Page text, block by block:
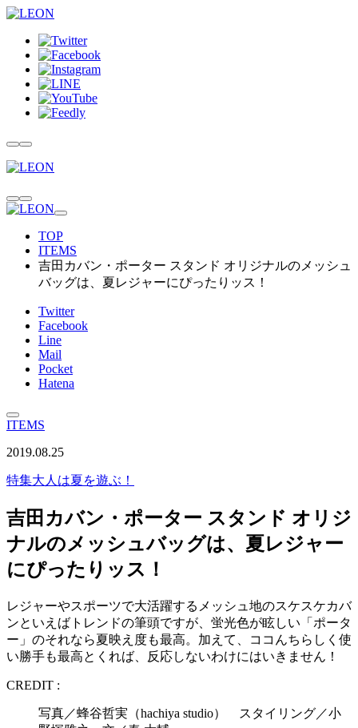
TOP
ITEMS
吉田カバン・ポーター スタンド オリジナルのメッシュ
バッグは、夏レジャーにぴったりッス！
Twitter
Facebook
Line
Mail
Pocket
Hatena
ITEMS
2019.08.25
特集大人は夏を遊ぶ！
吉田カバン・ポーター スタンド オリジ
ナルのメッシュバッグは、夏レジャー
にぴったりッス！
レジャーやスポーツで大活躍するメッシュ地のスケスケカバ
ンといえばトレンドの筆頭ですが、蛍光色が眩しい「ポータ
ー」のそれなら夏映え度も最高。加えて、ココんちらしく使
い勝手も最高とくれば、反応しないわけにはいきません！
CREDIT :
写真／蜂谷哲実（hachiya studio） スタイリング／小